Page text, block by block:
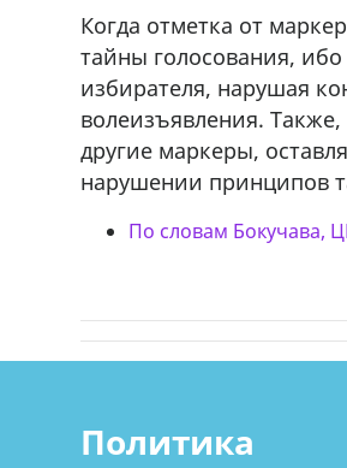
Когда отметка от
тайны голосования,
избирателя, нарушая
волеизъявления. Также,
другие маркеры,
нарушении принципов
По словам Бокучава,
Политика